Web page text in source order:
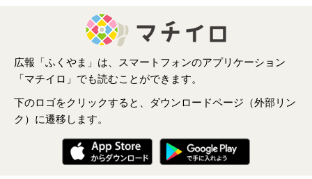
広報「ふくやま」は、スマートフォンのアプリケーション
「マチイロ」でも読むことができます。
下のロゴをクリックすると、ダウンロードページ（外部リン
ク）に遷移します。